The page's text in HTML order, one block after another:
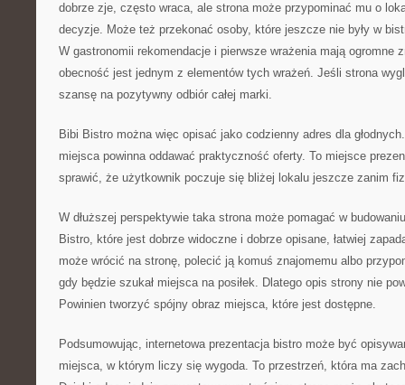
dobrze zje, często wraca, ale strona może przypominać mu o
decyzje. Może też przekonać osoby, które jeszcze nie były w
W gastronomii rekomendacje i pierwsze wrażenia mają ogromne
obecność jest jednym z elementów tych wrażeń. Jeśli strona
szansę na pozytywny odbiór całej marki.
Bibi Bistro można więc opisać jako codzienny adres dla
miejsca powinna oddawać praktyczność oferty. To miejsce
sprawić, że użytkownik poczuje się bliżej lokalu jeszcze zanim
W dłuższej perspektywie taka strona może pomagać w
Bistro, które jest dobrze widoczne i dobrze opisane, łatwiej
może wrócić na stronę, polecić ją komuś znajomemu albo
gdy będzie szukał miejsca na posiłek. Dlatego opis strony nie
Powinien tworzyć spójny obraz miejsca, które jest dostępne.
Podsumowując, internetowa prezentacja bistro może być
miejsca, w którym liczy się wygoda. To przestrzeń, która ma